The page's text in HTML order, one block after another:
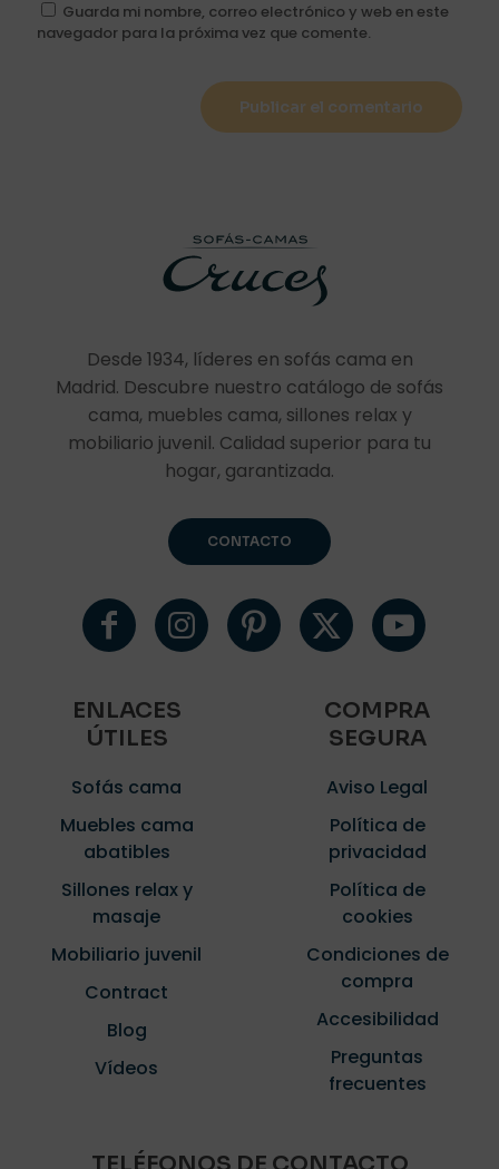
Guarda mi nombre, correo electrónico y web en este
navegador para la próxima vez que comente.
Desde 1934, líderes en sofás cama en
Madrid. Descubre nuestro catálogo de sofás
cama, muebles cama, sillones relax y
mobiliario juvenil. Calidad superior para tu
hogar, garantizada.
CONTACTO
ENLACES
ÚTILES
Sofás cama
Muebles cama
abatibles
Sillones relax y
masaje
Mobiliario juvenil
Contract
Blog
Vídeos
COMPRA
SEGURA
Aviso Legal
Política de
privacidad
Política de
cookies
Condiciones de
compra
Accesibilidad
Preguntas
frecuentes